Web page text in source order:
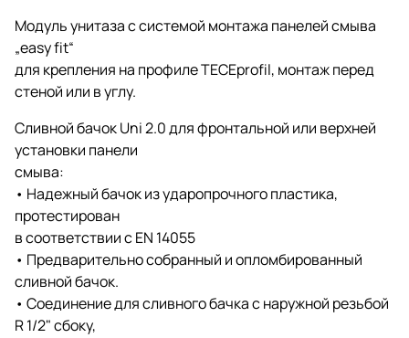
Модуль унитаза с системой монтажа панелей смыва
„easy fit“
для крепления на профиле TECEprofil, монтаж перед
стеной или в углу.
Сливной бачок Uni 2.0 для фронтальной или верхней
установки панели
смыва:
• Надежный бачок из ударопрочного пластика,
протестирован
в соответствии с EN 14055
• Предварительно собранный и опломбированный
сливной бачок.
• Соединение для сливного бачка с наружной резьбой
R 1/2" сбоку,